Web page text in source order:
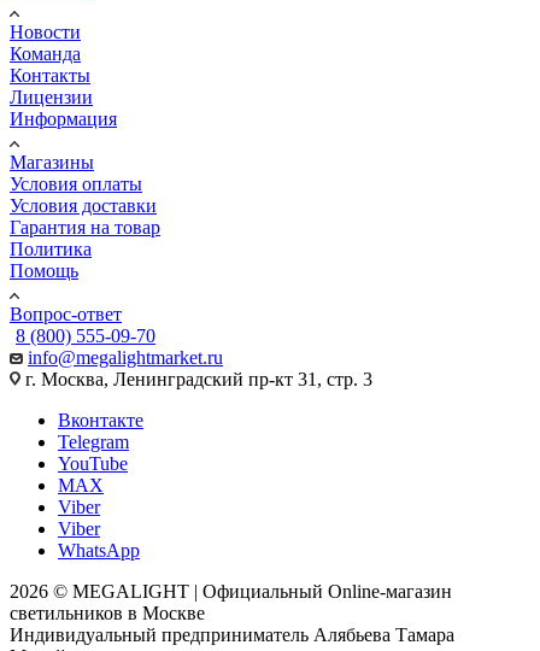
Новости
Команда
Контакты
Лицензии
Информация
Магазины
Условия оплаты
Условия доставки
Гарантия на товар
Политика
Помощь
Вопрос-ответ
8 (800) 555-09-70
info@megalightmarket.ru
г. Москва, Ленинградский пр-кт 31, стр. 3
Вконтакте
Telegram
YouTube
MAX
Viber
Viber
WhatsApp
2026 © MEGALIGHT | Официальный Online-магазин
светильников в Москве
Индивидуальный предприниматель Алябьева Тамара